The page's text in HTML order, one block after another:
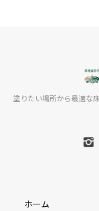
塗りたい場所から最適な
ホーム